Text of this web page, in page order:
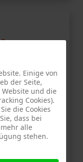
Einige von
der Seite,
und die
Cookies).
die Cookies
dass bei
alle
stehen.